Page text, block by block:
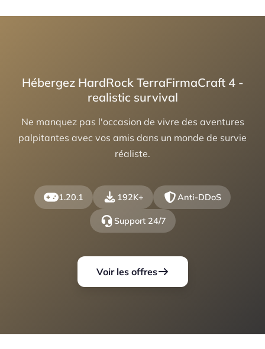
Hébergez HardRock TerraFirmaCraft 4 -
realistic survival
Ne manquez pas l'occasion de vivre des aventures
palpitantes avec vos amis dans un monde de survie
réaliste.
1.20.1 192K+ Anti-DDoS
Support 24/7
Voir les offres